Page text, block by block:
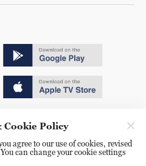
Cookie Policy
agree to our use of cookies, revised
can change your cookie settings